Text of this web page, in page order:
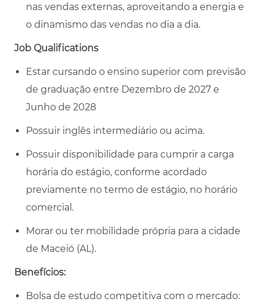
nas vendas externas, aproveitando a energia e
o dinamismo das vendas no dia a dia.
Job Qualifications
Estar cursando o ensino superior com previsão
de graduação entre Dezembro de 2027 e
Junho de 2028
Possuir inglês intermediário ou acima.
Possuir disponibilidade para cumprir a carga
horária do estágio, conforme acordado
previamente no termo de estágio, no horário
comercial.
Morar ou ter mobilidade própria para a cidade
de Maceió (AL).
Benefícios:
Bolsa de estudo competitiva com o mercado: